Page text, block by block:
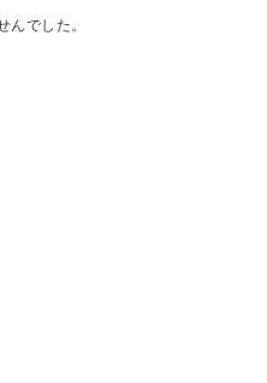
んでした。